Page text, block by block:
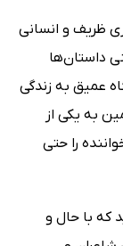
ظریف و انسانی
داستان‌ها
عمیق به زندگی
به یکی از
را حتی
که با حال و